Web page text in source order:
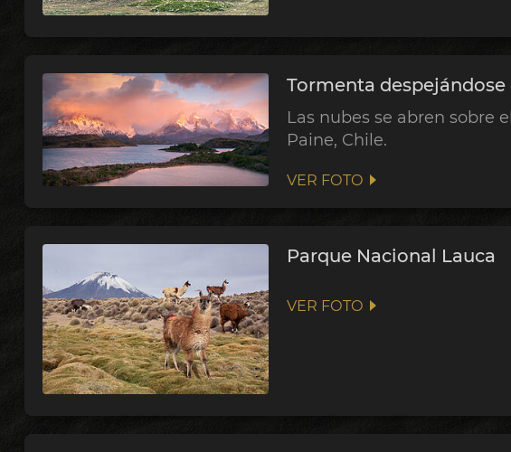
Tormenta despejándose
Las nubes se abren sobre
Paine, Chile.
VER FOTO
Parque Nacional Lauca
VER FOTO